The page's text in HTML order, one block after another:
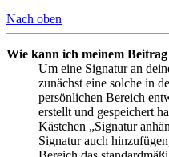
Nach oben
Wie kann ich meinem
Um eine Signatur an
zunächst eine solche in
persönlichen Bereich
erstellt und gespeichert
Kästchen „Signatur
Signatur auch